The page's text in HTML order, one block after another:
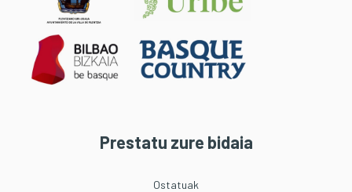
Prestatu zure bidaia
Ostatuak